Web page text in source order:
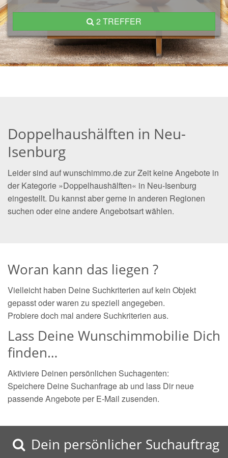
2 TREFFER
Doppelhaushälften in Neu-
Isenburg
Leider sind auf wunschimmo.de zur Zeit keine Angebote in
der Kategorie »Doppelhaushälften« in Neu-Isenburg
eingestellt. Du kannst aber gerne in anderen Regionen
suchen oder eine andere Angebotsart wählen.
Woran kann das liegen ?
Vielleicht haben Deine Suchkriterien auf kein Objekt
gepasst oder waren zu speziell angegeben.
Probiere doch mal andere Suchkriterien aus.
Lass Deine Wunschimmobilie Dich
finden…
Aktiviere Deinen persönlichen Suchagenten:
Speichere Deine Suchanfrage ab und lass Dir neue
passende Angebote per E-Mail zusenden.
Dein persönlicher Suchauftrag